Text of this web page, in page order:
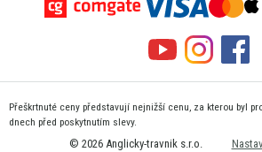
Přeškrtnuté ceny představují nejnižší cenu, za kterou byl
dnech před poskytnutím slevy.
© 2026 Anglicky-travnik s.r.o.